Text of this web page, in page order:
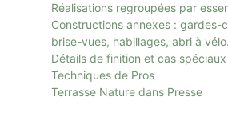
Réalisations regroupées par
Constructions annexes : gardes-
brise-vues, habillages, abri à
Détails de finition et cas spéciaux
Techniques de Pros
Terrasse Nature dans Presse